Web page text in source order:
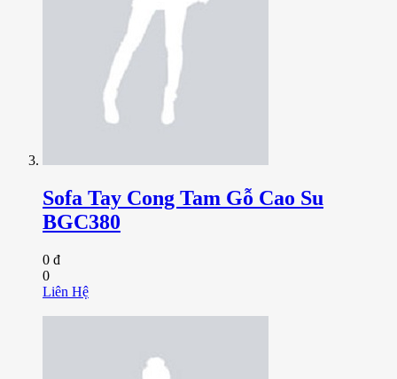
Sofa Tay Cong Tam Gỗ Cao Su
BGC380
0 đ
0
Liên Hệ